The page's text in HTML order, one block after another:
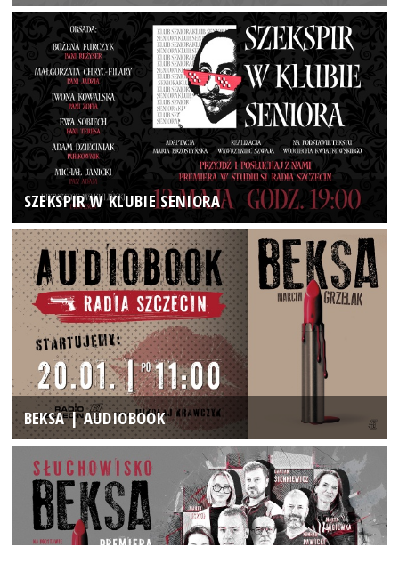
SZEKSPIR W KLUBIE SENIORA
BEKSA | AUDIOBOOK